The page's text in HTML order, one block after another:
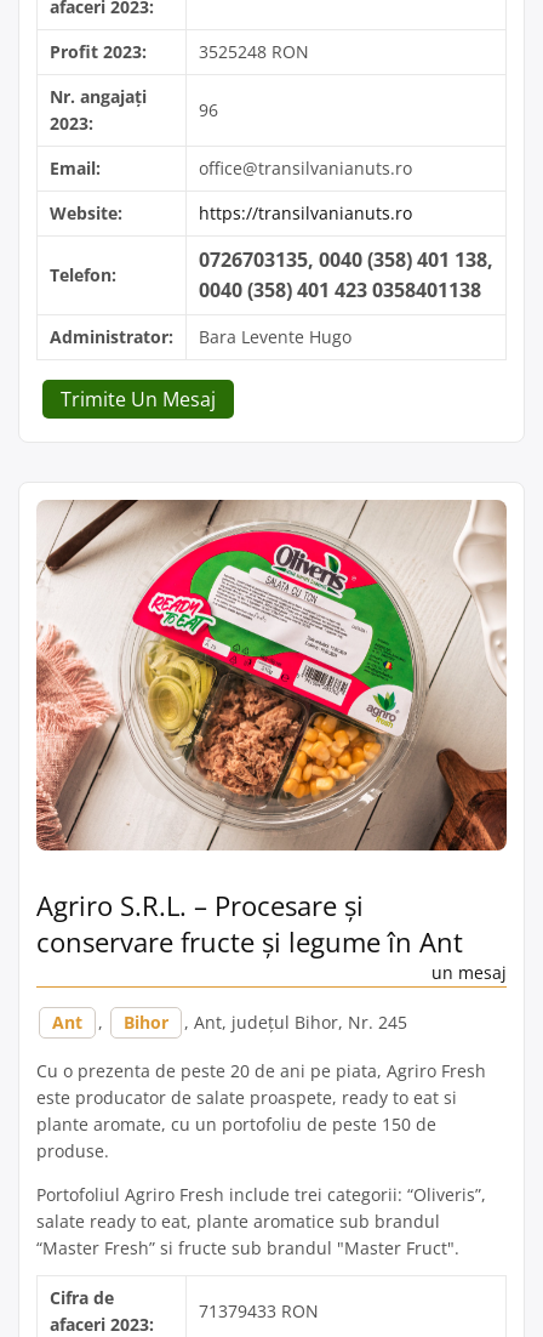
afaceri 2023:
Profit 2023:
3525248 RON
Nr. angajați
2023:
96
Email:
office@transilvanianuts.ro
Website:
https://transilvanianuts.ro
Telefon:
0726703135, 0040 (358) 401 138,
0040 (358) 401 423 0358401138
Administrator: Bara Levente Hugo
Trimite Un Mesaj
Agriro S.R.L. – Procesare și
conservare fructe și legume în Ant
un mesaj
Ant , Bihor , Ant, județul Bihor, Nr. 245
Cu o prezenta de peste 20 de ani pe piata, Agriro Fresh
este producator de salate proaspete, ready to eat si
plante aromate, cu un portofoliu de peste 150 de
produse.
Portofoliul Agriro Fresh include trei categorii: “Oliveris”,
salate ready to eat, plante aromatice sub brandul
“Master Fresh” si fructe sub brandul "Master Fruct".
Cifra de
afaceri 2023:
71379433 RON